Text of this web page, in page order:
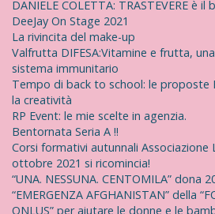
DANIELE COLETTA: TRASTEVERE è il
DeeJay On Stage 2021
La rivincita del make-up
Valfrutta DIFESA:Vitamine e frutta,
sistema immunitario
Tempo di back to school: le proposte
la creatività
RP Event: le mie scelte in agenzia.
Bentornata Seria A !!
Corsi formativi autunnali Associazione
ottobre 2021 si ricomincia!
“UNA. NESSUNA. CENTOMILA” dona
“EMERGENZA AFGHANISTAN” della
ONLUS” per aiutare le donne e le